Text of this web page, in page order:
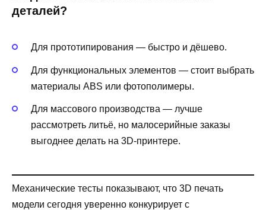
деталей?
Для прототипирования — быстро и дёшево.
Для функциональных элементов — стоит выбрать
материалы ABS или фотополимеры.
Для массового производства — лучше
рассмотреть литьё, но малосерийные заказы
выгоднее делать на 3D-принтере.
Механические тесты показывают, что 3D печать
модели сегодня уверенно конкурирует с